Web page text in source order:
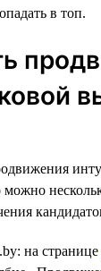
в топ.
можно
на странице